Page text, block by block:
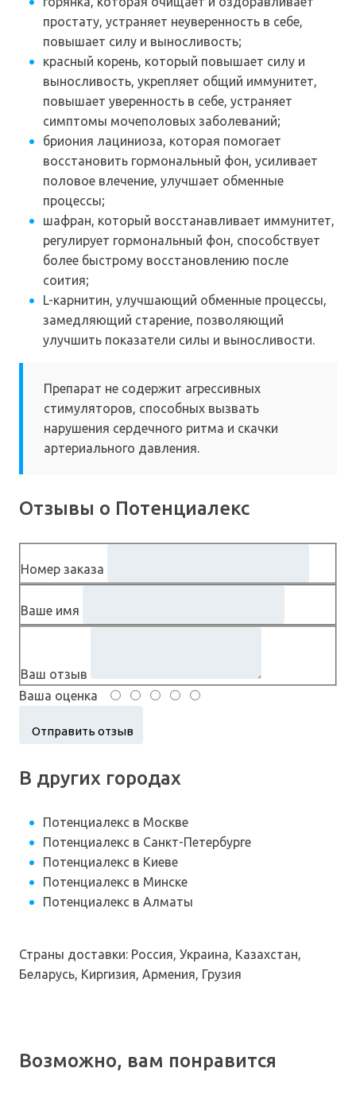
простату, устраняет неуверенность в себе,
повышает силу и выносливость;
красный корень, который повышает силу и
выносливость, укрепляет общий иммунитет,
повышает уверенность в себе, устраняет
симптомы мочеполовых заболеваний;
бриония лациниоза, которая помогает
восстановить гормональный фон, усиливает
половое влечение, улучшает обменные
процессы;
шафран, который восстанавливает иммунитет,
регулирует гормональный фон, способствует
более быстрому восстановлению после
соития;
L-карнитин, улучшающий обменные процессы,
замедляющий старение, позволяющий
улучшить показатели силы и выносливости.
Препарат не содержит агрессивных
стимуляторов, способных вызвать
нарушения сердечного ритма и скачки
артериального давления.
Отзывы о Потенциалекс
Номер заказа
Ваше имя
Ваш отзыв
Ваша оценка
В других городах
Потенциалекс в Москве
Потенциалекс в Санкт-Петербурге
Потенциалекс в Киеве
Потенциалекс в Минске
Потенциалекс в Алматы
Страны доставки: Россия, Украина, Казахстан,
Беларусь, Киргизия, Армения, Грузия
Возможно, вам понравится